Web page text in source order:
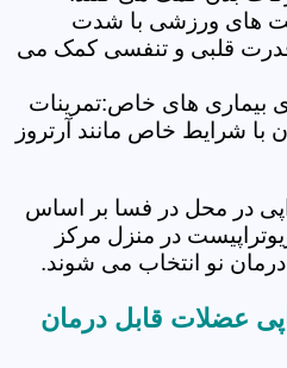
های ورزشی با شدت
قلبی و تنفسی کمک می
بیماری های خاص:تمرینات
شرایط خاص مانند آرتروز
در محل در فسا بر اساس
در منزل مرکز
نو انتخاب می شوند.
عضلات قابل درمان